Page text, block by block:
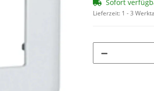
Sofort
Lieferzeit: 1 - 3